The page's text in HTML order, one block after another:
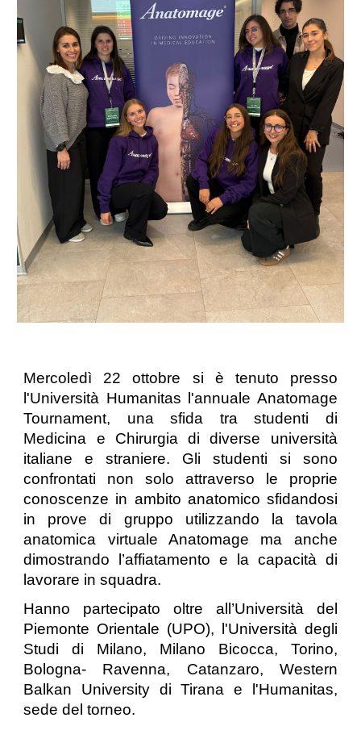
Mercoledì 22 ottobre si è tenuto presso
l'Università Humanitas l'annuale Anatomage
Tournament, una sfida tra studenti di
Medicina e Chirurgia di diverse università
italiane e straniere. Gli studenti si sono
confrontati non solo attraverso le proprie
conoscenze in ambito anatomico sfidandosi
in prove di gruppo utilizzando la tavola
anatomica virtuale Anatomage ma anche
dimostrando l’affiatamento e la capacità di
lavorare in squadra.
Hanno partecipato oltre all’Università del
Piemonte Orientale (UPO), l'Università degli
Studi di Milano, Milano Bicocca, Torino,
Bologna- Ravenna, Catanzaro, Western
Balkan University di Tirana e l'Humanitas,
sede del torneo.